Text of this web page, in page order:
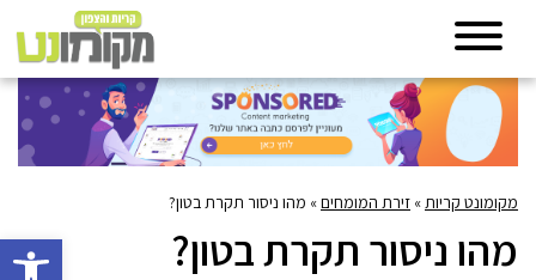
פתח
מקומונט קריות » זירת המומחים» מהו ניסור תקרת בטון?
מהו ניסור תקרת בטון?